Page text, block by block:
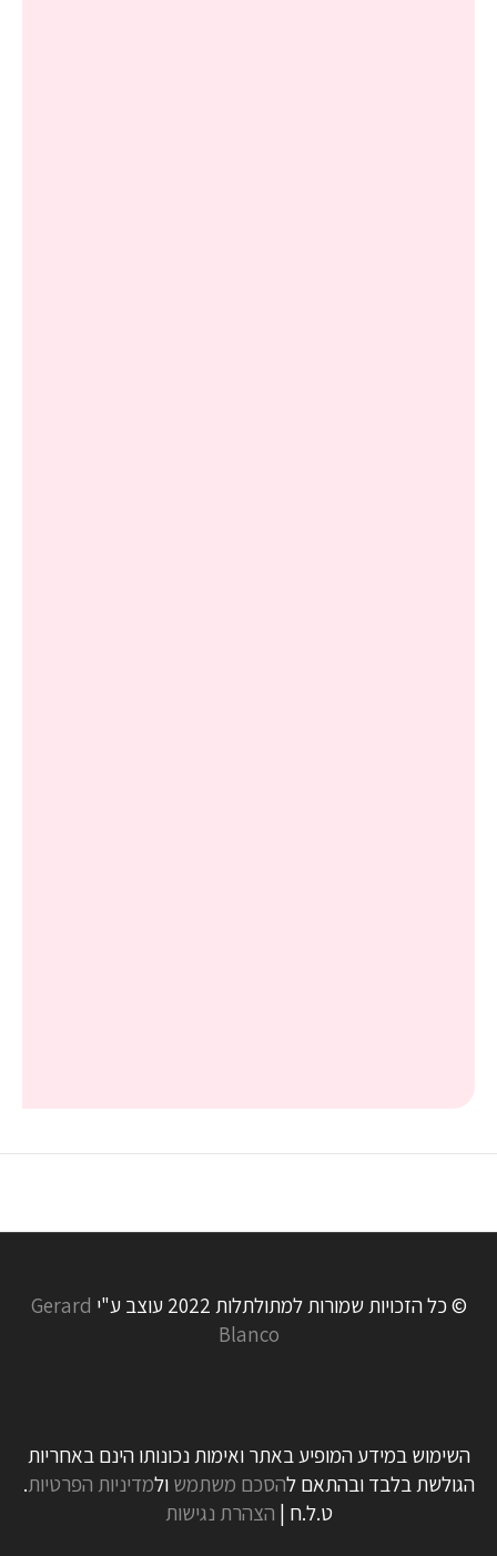
© כל הזכויות שמורות למתולתלות 2022 עוצב ע"י
Gerard
Blanco
השימוש במידע המופיע באתר ואימות נכונותו הינם באחריות
הגולשת בלבד ובהתאם להסכם משתמש ולמדיניות הפרטיות.
ט.ל.ח | הצהרת נגישות